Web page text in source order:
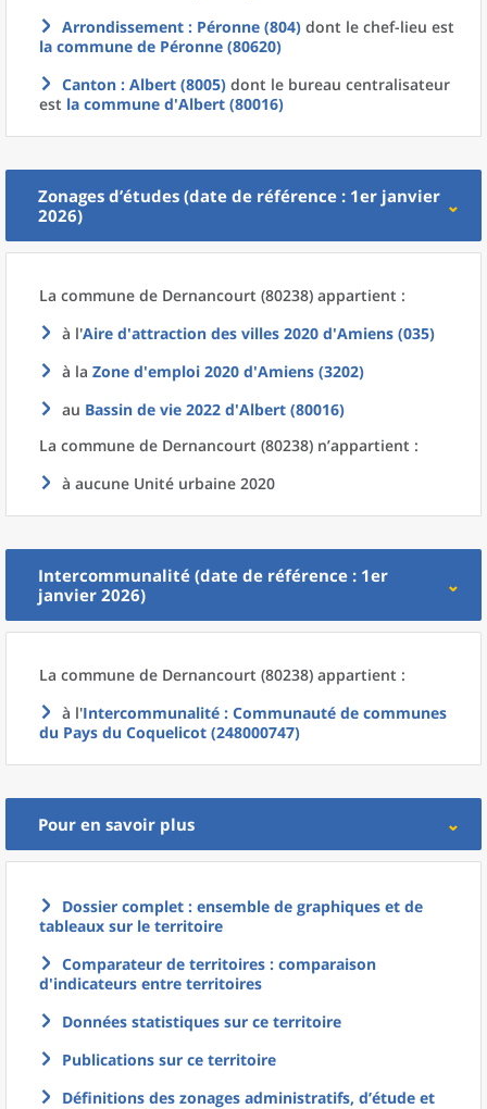
Arrondissement : Péronne (804) dont le chef-lieu est
la commune de Péronne (80620)
Canton : Albert (8005) dont le bureau centralisateur
est la commune d'Albert (80016)
Zonages d’études (date de référence : 1er janvier
2026)
La commune de Dernancourt (80238) appartient :
à l'Aire d'attraction des villes 2020 d'Amiens (035)
à la Zone d'emploi 2020 d'Amiens (3202)
au Bassin de vie 2022 d'Albert (80016)
La commune de Dernancourt (80238) n’appartient :
à aucune Unité urbaine 2020
Intercommunalité (date de référence : 1er
janvier 2026)
La commune de Dernancourt (80238) appartient :
à l'Intercommunalité : Communauté de communes
du Pays du Coquelicot (248000747)
Pour en savoir plus
Dossier complet : ensemble de graphiques et de
tableaux sur le territoire
Comparateur de territoires : comparaison
d'indicateurs entre territoires
Données statistiques sur ce territoire
Publications sur ce territoire
Définitions des zonages administratifs, d’étude et